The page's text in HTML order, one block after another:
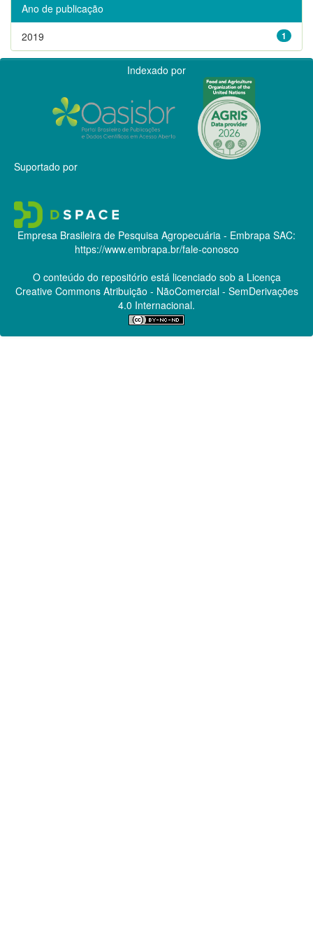
Ano de publicação
1
2019
Indexado por
Suportado por
Empresa Brasileira de Pesquisa Agropecuária - Embrapa SAC:
https://www.embrapa.br/fale-conosco
O conteúdo do repositório está licenciado sob a Licença
Creative CommonsAtribuição - NãoComercial - SemDerivações
4.0 Internacional.